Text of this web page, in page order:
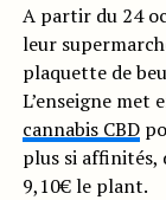
A partir du 24
leur
plaquette de
L’enseigne
cannabis CBD
plus si affinités,
9,10€ le plant.